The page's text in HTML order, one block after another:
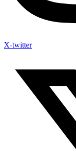
X-twitter